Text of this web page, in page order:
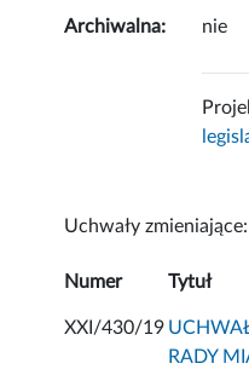
Archiwalna: nie
Uchwały zmieniające:
Numer Tytuł
XXI/430/19
RADY